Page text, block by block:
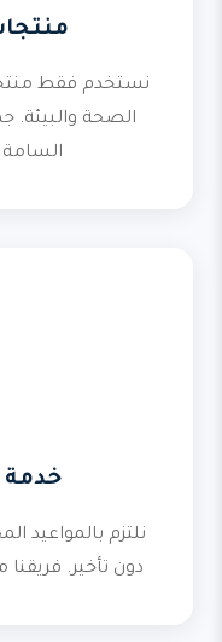
نستخدم فقط
الصحة والبيئة.
السامة
خدمة
نلتزم بالمواعيد
دون تأخير. فريقنا